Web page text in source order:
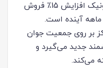
اهداف: هدف شرکت XYZ الکترونیک افزایش 15٪ فروش
آینده است.
بر روی جمعیت جوان
جدید می‌گیرد و
می‌کند.